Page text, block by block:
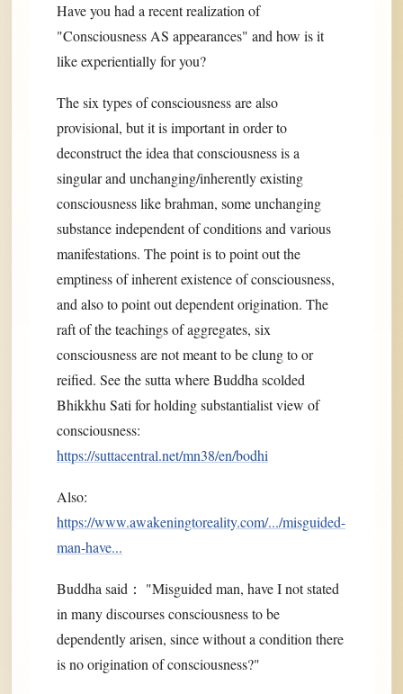
Have you had a recent realization of
"Consciousness AS appearances" and how is it
like experientially for you?
The six types of consciousness are also
provisional, but it is important in order to
deconstruct the idea that consciousness is a
singular and unchanging/inherently existing
consciousness like brahman, some unchanging
substance independent of conditions and various
manifestations. The point is to point out the
emptiness of inherent existence of consciousness,
and also to point out dependent origination. The
raft of the teachings of aggregates, six
consciousness are not meant to be clung to or
reified. See the sutta where Buddha scolded
Bhikkhu Sati for holding substantialist view of
consciousness:
https://suttacentral.net/mn38/en/bodhi
Also:
https://www.awakeningtoreality.com/.../misguided-
man-have...
Buddha said： "Misguided man, have I not stated
in many discourses consciousness to be
dependently arisen, since without a condition there
is no origination of consciousness?"